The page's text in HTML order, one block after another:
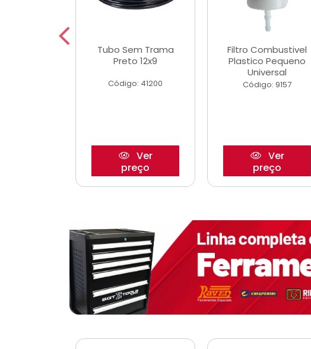
Tubo Sem Trama
Preto 12x9
Código: 41200
Ver
preço
Filtro Combustivel
Plastico Pequeno
Universal
Código: 9157
Ver
preço